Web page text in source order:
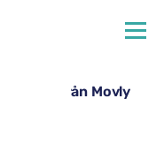
Leon från Movly